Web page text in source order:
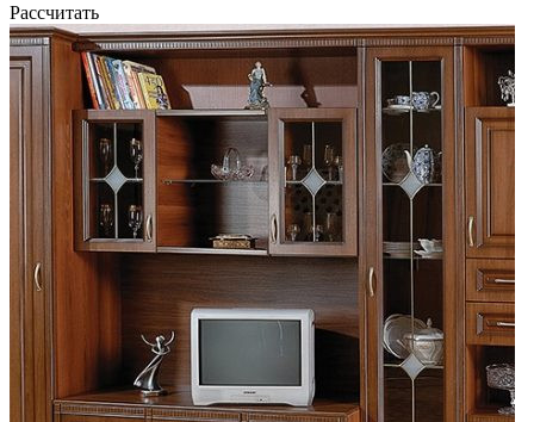
Рассчитать